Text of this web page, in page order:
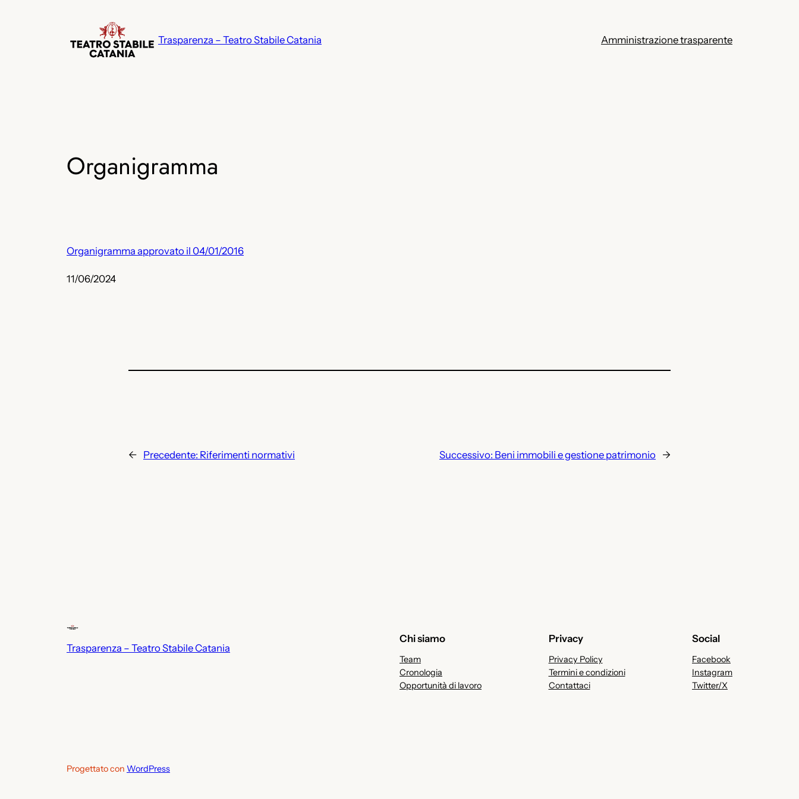
Trasparenza – Teatro Stabile Catania Amministrazione trasparente
Organigramma
Organigramma approvato il 04/01/2016
11/06/2024
← Precedente: Riferimenti normativi Successivo: Beni immobili e gestione patrimonio →
Trasparenza – Teatro Stabile Catania
Chi siamo
Team
Cronologia
Opportunità di lavoro
Privacy
Privacy Policy
Termini e condizioni
Contattaci
Social
Facebook
Instagram
Twitter/X
Progettato con WordPress